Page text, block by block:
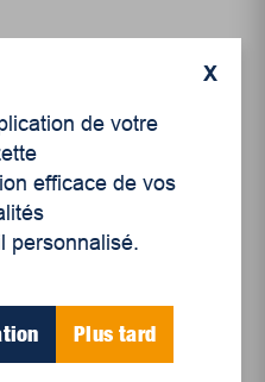
dans la presse
X
de votre
efficace de vos
personnalisé.
Plus tard